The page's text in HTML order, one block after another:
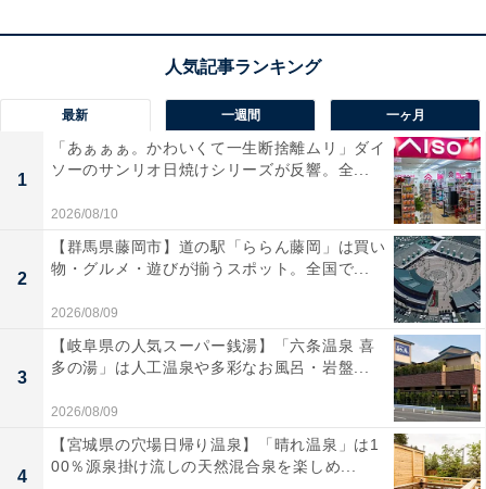
この商品のおすすめポイントは？
新「ハイブリッドWOODドライバー」で、
自然で深みの
ある音響をワイヤレスで実現しています。 Bluetooth 6.0
に対応し、ハイレゾ音質の伝送やマルチポイント接続な
ど、現代のイヤホンに求められる機能を網羅。
サンバー
ストブラウンの気品あるデザインは、まるで楽器のよう
な美しさで、所有する喜びも満たしてくれます。
ユーザーからは「ウッドドームならではの艶やかな音色
が素晴らしい」「接続の安定感が抜群」と高く支持され
ています。一方で、「本体の質感が少しプラスチックっ
ぽい」という声も。音質に一切の妥協をしたくない人
や、独自の個性を放つデザインを求める人には、おすす
めの商品といえそうです。
最新 一週間 一ヶ月
1
「あぁぁぁ。かわいくて一生断捨離ムリ」ダイ
ソーのサンリオ日焼けシリーズが反響。全...
2026/08/10
2
【群馬県藤岡市】道の駅「ららん藤岡」は買い
物・グルメ・遊びが揃うスポット。全国で...
2026/08/09
3
【岐阜県の人気スーパー銭湯】「六条温泉 喜
多の湯」は人工温泉や多彩なお風呂・岩盤...
2026/08/09
4
【宮城県の穴場日帰り温泉】「晴れ温泉」は1
00％源泉掛け流しの天然混合泉を楽しめ...